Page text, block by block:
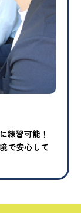
練習可能！
で安心して